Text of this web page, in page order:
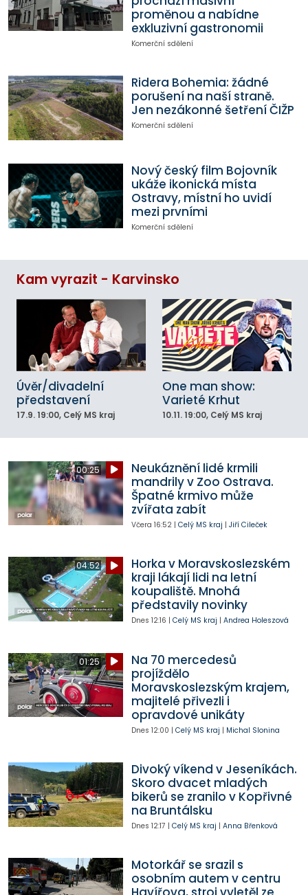
proměnou a nabídne
exkluzivní gastronomii
Komerční sdělení
Ridera Bohemia: žádné
porušení na naší straně.
Jen nezákonné šetření ČIŽP
Komerční sdělení
Nový český film Bojovník
ukáže ikonická místa
Ostravy, místní ho uvidí
mezi prvními
Komerční sdělení
Kam vyrazit - Karvinsko
Úvěr/divadelní
představení
17.9. 19:00, Celý MS kraj
One man show:
Varieté Krhut
10.11. 19:00, Celý MS kraj
00:25
Neukáznění lidé krmili
mandrily v Zoo Ostrava.
Špatné krmivo může
zvířata zabít
Včera 16:52| Celý MS kraj | Jiří Cileček
04:52
Horka v Moravskoslezském
kraji lákají lidi na letní
koupaliště. Mnohá
představily novinky
Dnes 12:16 | Celý MS kraj | Andrea Holeszová
01:25
Na 70 mercedesů
projíždělo
Moravskoslezským krajem,
majitelé přivezli i
opravdové unikáty
Dnes 12:00 | Celý MS kraj | Michal Slonina
Divoký víkend v Jeseníkách.
Skoro dvacet mladých
bikerů se zranilo v Kopřivné
na Bruntálsku
Dnes 12:17 | Celý MS kraj | Anna Břenková
Motorkář se srazil s
osobním autem v centru